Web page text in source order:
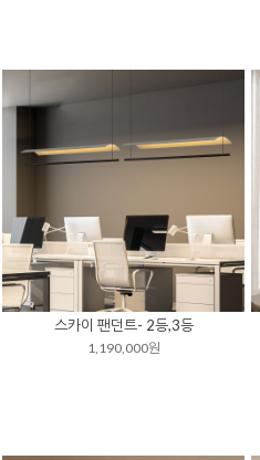
스카이 팬던트- 2등,3등
1,190,000원